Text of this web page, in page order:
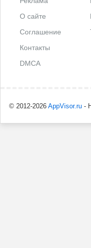
О сайте
Соглашение
Контакты
DMCA
© 2012-2026 AppVisor.ru-